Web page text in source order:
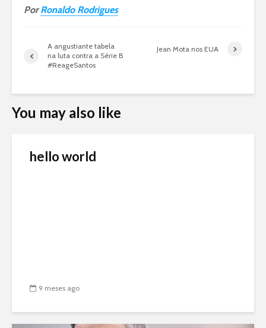
PorRonaldo Rodrigues
A angustiante tabela
na luta contra a Série B
#ReageSantos
Jean Mota nos EUA
You may also like
hello world
9 meses ago